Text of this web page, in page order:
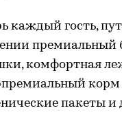
каждый гость,
премиальный
комфортная
корм
пакеты